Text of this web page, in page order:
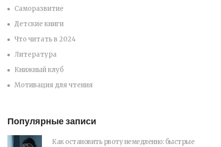
Саморазвитие
Детские книги
Что читать в 2024
Литература
Книжный клуб
Мотивация для чтения
Популярные записи
Как остановить рвоту немедленно: быстрые